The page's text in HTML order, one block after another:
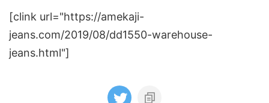
[clink url="https://amekaji-
jeans.com/2019/08/dd1550-warehouse-
jeans.html"]